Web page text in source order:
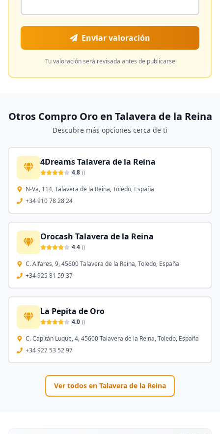
Enviar valoración
Tu valoración será revisada antes de publicarse
Otros Compro Oro en Talavera de la Reina
Descubre más opciones cerca de ti
4Dreams Talavera de la Reina
4.8 ()
N-Va, 114, Talavera de la Reina, Toledo, España
+34 910 78 28 24
Orocash Talavera de la Reina
4.4 ()
C. Alfares, 9, 45600 Talavera de la Reina, Toledo, España
+34 925 81 59 37
La Pepita de Oro
4.0 ()
C. Capitán Luque, 4, 45600 Talavera de la Reina, Toledo, España
+34 927 53 52 97
Ver todos en Talavera de la Reina